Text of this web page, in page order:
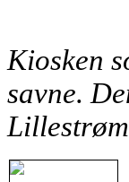
Kiosken
savne.